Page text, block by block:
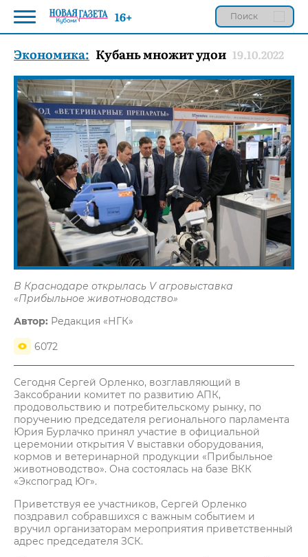
Экономика: Кубань множит удои 19.10.2022
В Краснодаре открылась V агровыставка
«Прибыльное животноводство»
Автор: Редакция «НГК»
6072
Сегодня Сергей Орленко, возглавляющий в
Заксобрании комитет по развитию АПК,
продовольствию и потребительскому рынку, по
поручению председателя регионального парламента
Юрия Бурлачко принял участие в официальной
церемонии открытия V выставки оборудования,
кормов и ветеринарной продукции «Прибыльное
животноводство». Она состоялась на базе ВКК
«Экспоград Юг».
Приветствуя ее участников, Сергей Орленко
поздравил собравшихся с важным событием и
вручил организаторам мероприятия приветственный
адрес председателя ЗСК.
16+